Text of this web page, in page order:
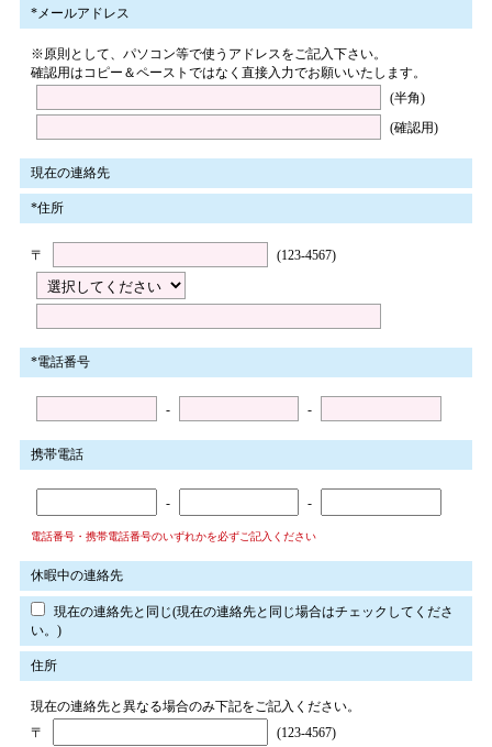
*メールアドレス
※原則として、パソコン等で使うアドレスをご記入下さい。
確認用はコピー＆ペーストではなく直接入力でお願いいたします。
(半角)
(確認用)
現在の連絡先
*住所
〒 (123-4567)
*電話番号
- -
携帯電話
- -
電話番号・携帯電話番号のいずれかを必ずご記入ください
休暇中の連絡先
現在の連絡先と同じ(現在の連絡先と同じ場合はチェックしてくださ
い。)
住所
現在の連絡先と異なる場合のみ下記をご記入ください。
〒
(123-4567)